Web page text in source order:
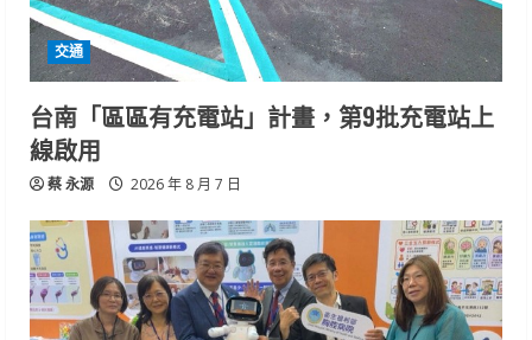
交通
台南「區區有充電站」計畫，第9批充電站上
線啟用
蔡 永源 2026 年 8 月 7 日